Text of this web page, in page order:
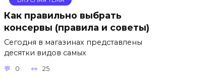
Как правильно выбрать
консервы (правила и советы)
Сегодня в магазинах представлены
десятки видов самых
0 25